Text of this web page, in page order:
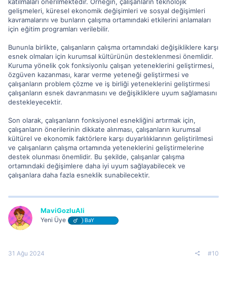
gelişmeleri, küresel ekonomik değişimleri ve sosyal değişimleri
kavramalarını ve bunların çalışma ortamındaki etkilerini anlamaları
için eğitim programları verilebilir.
Bununla birlikte, çalışanların çalışma ortamındaki değişikliklere karşı
esnek olmaları için kurumsal kültürünün desteklenmesi önemlidir.
Kuruma yönelik çok fonksiyonlu çalışan yeteneklerini geliştirmesi,
özgüven kazanması, karar verme yeteneği geliştirmesi ve
çalışanların problem çözme ve iş birliği yeteneklerini geliştirmesi
çalışanların esnek davranmasını ve değişikliklere uyum sağlamasını
destekleyecektir.
Son olarak, çalışanların fonksiyonel esnekliğini artırmak için,
çalışanların önerilerinin dikkate alınması, çalışanların kurumsal
kültürel ve ekonomik faktörlere karşı duyarlılıklarının geliştirilmesi
ve çalışanların çalışma ortamında yeteneklerini geliştirmelerine
destek olunması önemlidir. Bu şekilde, çalışanlar çalışma
ortamındaki değişimlere daha iyi uyum sağlayabilecek ve
çalışanlara daha fazla esneklik sunabilecektir.
MaviGozluAli
Yeni Üye BaY
31 Ağu 2024 #10